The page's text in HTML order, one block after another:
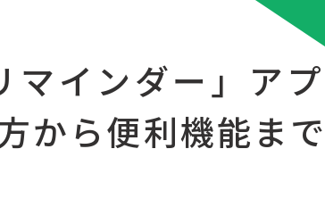
インダー」ア
から便利機能ま